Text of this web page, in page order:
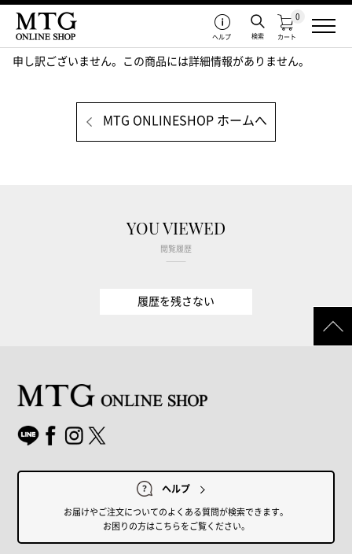
カート
0
検索
ヘルプ
申し訳ございません。この商品には詳細情報がありません。
MTG ONLINESHOP ホームへ
YOU VIEWED
閲覧履歴
履歴を残さない
ヘルプ
お届けやご注文についてのよくある質問が検索できます。
お困りの方はこちらをご覧ください。